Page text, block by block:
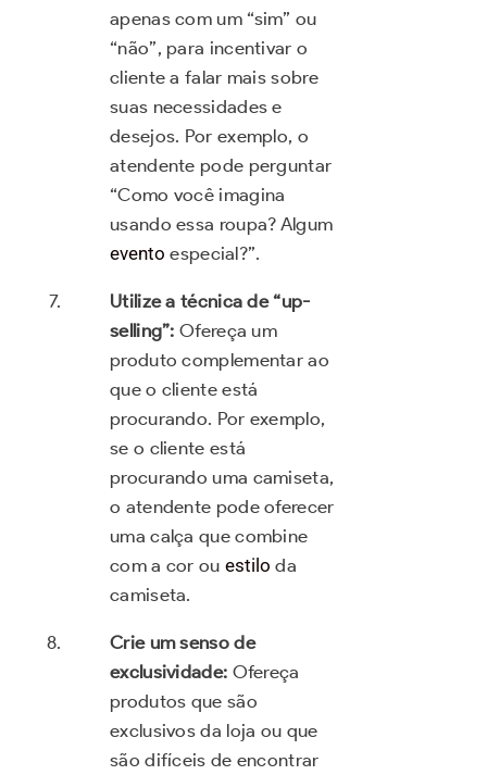
apenas com um “sim” ou
“não”, para incentivar o
cliente a falar mais sobre
suas necessidades e
desejos. Por exemplo, o
atendente pode perguntar
“Como você imagina
usando essa roupa? Algum
evento especial?”.
Utilize a técnica de “up-
selling”: Ofereça um
produto complementar ao
que o cliente está
procurando. Por exemplo,
se o cliente está
procurando uma camiseta,
o atendente pode oferecer
uma calça que combine
com a cor ou estilo da
camiseta.
Crie um senso de
exclusividade: Ofereça
produtos que são
exclusivos da loja ou que
são difíceis de encontrar